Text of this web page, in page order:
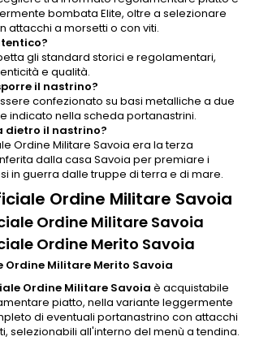
bombata Elite, oltre a selezionare
attacchi a morsetti o con viti.
gli standard storici e regolamentari,
e qualità.
il nastrino?
confezionato su basi metalliche a due
indicato nella scheda portanastrini.
dietro il nastrino?
Ordine Militare Savoia era la terza
dalla casa Savoia per premiare i
in guerra dalle truppe di terra e di mare.
Ordine Militare Savoia
Ordine Militare Savoia
Ordine Merito Savoia
Ordine Militare Merito Savoia
Ordine Militare Savoia è acquistabile
piatto, nella variante leggermente
di eventuali portanastrino con attacchi
selezionabili all'interno del menù a tendina.